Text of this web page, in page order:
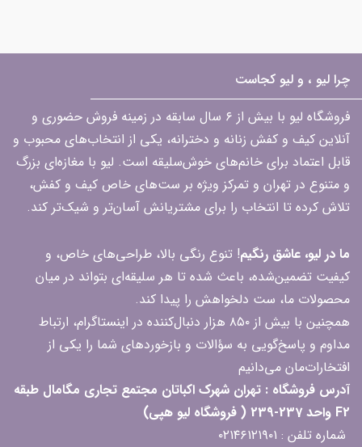
چرا لیو ، و لیو کجاست
فروشگاه لیو با بیش از ۶ سال سابقه در زمینه فروش حضوری و
آنلاین کیف و کفش زنانه و دخترانه، یکی از انتخاب‌های محبوب و
قابل اعتماد برای خانم‌های خوش‌سلیقه است. لیو با مغازه‌ای بزرگ
و متنوع در تهران و تمرکز ویژه بر ست‌های خاص کیف و کفش،
تلاش کرده تا انتخاب را برای مشتریانش آسان‌تر و شیک‌تر کند.
ما در لیو، عاشق رنگیم! تنوع رنگی بالا، طراحی‌های خاص، و
کیفیت تضمین‌شده، باعث شده تا هر سلیقه‌ای بتواند در میان
محصولات ما، ست دلخواهش را پیدا کند.
همچنین با بیش از ۸۵۰ هزار دنبال‌کننده در اینستاگرام، ارتباط
مداوم و پاسخ‌گویی به سؤالات و بازخوردهای شما را یکی از
افتخارات‌مان می‌دانیم
آدرس فروشگاه : تهران شهرک اکباتان مجتمع تجاری مگامال طبقه
F2 واحد 237-239 ( فروشگاه لیو هپی)
شماره تلفن : ۰۲۱۴۶۱۲۱۹۰۱